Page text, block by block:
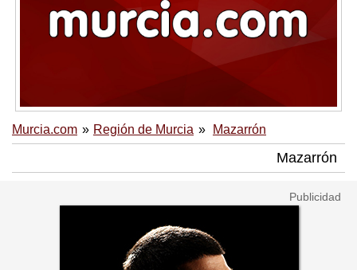
Murcia.com Región de Murcia Mazarrón
Mazarrón